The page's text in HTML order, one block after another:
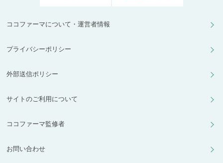
ココファーマについて・運営者情報
プライバシーポリシー
外部送信ポリシー
サイトのご利用について
ココファーマ監修者
お問い合わせ